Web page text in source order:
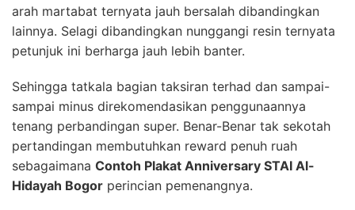
arah martabat ternyata jauh bersalah dibandingkan
lainnya. Selagi dibandingkan nunggangi resin ternyata
petunjuk ini berharga jauh lebih banter.
Sehingga tatkala bagian taksiran terhad dan sampai-
sampai minus direkomendasikan penggunaannya
tenang perbandingan super. Benar-Benar tak sekotah
pertandingan membutuhkan reward penuh ruah
sebagaimana Contoh Plakat Anniversary STAI Al-
Hidayah Bogor perincian pemenangnya.